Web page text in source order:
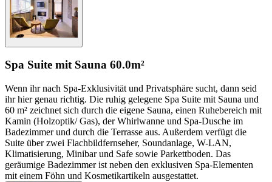
Spa Suite mit Sauna 60.0m²
Wenn ihr nach Spa-Exklusivität und Privatsphäre sucht, dann seid
ihr hier genau richtig. Die ruhig gelegene Spa Suite mit Sauna und
60 m² zeichnet sich durch die eigene Sauna, einen Ruhebereich mit
Kamin (Holzoptik/ Gas), der Whirlwanne und Spa-Dusche im
Badezimmer und durch die Terrasse aus. Außerdem verfügt die
Suite über zwei Flachbildfernseher, Soundanlage, W-LAN,
Klimatisierung, Minibar und Safe sowie Parkettboden. Das
geräumige Badezimmer ist neben den exklusiven Spa-Elementen
mit einem Föhn und Kosmetikartikeln ausgestattet.